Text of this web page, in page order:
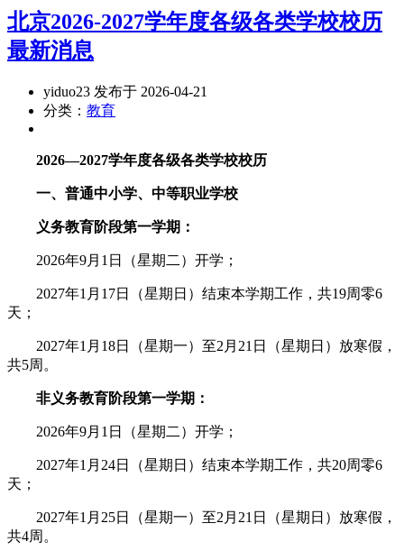
北京2026-2027学年度各级各类学校校历
最新消息
yiduo23 发布于 2026-04-21
分类： 教育
2026—2027学年度各级各类学校校历
一、 普通中小学、中等职业学校
义务教育阶段第一学期：
2026年9月1日（星期二）开学；
2027年1月17日（星期日）结束本学期工作，共19周零6
天；
2027年1月18日（星期一）至2月21日（星期日）放寒假，
共5周。
非义务教育阶段第一学期：
2026年9月1日（星期二）开学；
2027年1月24日（星期日）结束本学期工作，共20周零6
天；
2027年1月25日（星期一）至2月21日（星期日）放寒假，
共4周。